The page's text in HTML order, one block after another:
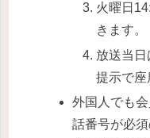
火曜日
きます。
放送当日
提示で座
外国人でも
話番号が必